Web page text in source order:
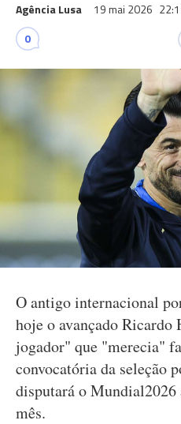
Agência Lusa 19 mai 2026
0
O antigo internacional
hoje o avançado
jogador" que "merecia"
convocatória da seleção
disputará o
mês.